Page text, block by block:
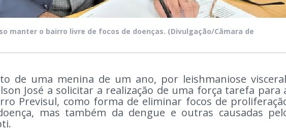
manter o bairro livre de focos de doenças. (Divulgação/Câmara de
de uma menina de um ano, por leishmaniose
José a solicitar a realização de uma força tarefa para
Previsul, como forma de eliminar focos de
mas também da dengue e outras causadas